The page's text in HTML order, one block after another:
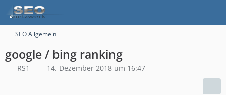
SEO Allgemein
google / bing ranking
RS1 14. Dezember 2018 um 16:47